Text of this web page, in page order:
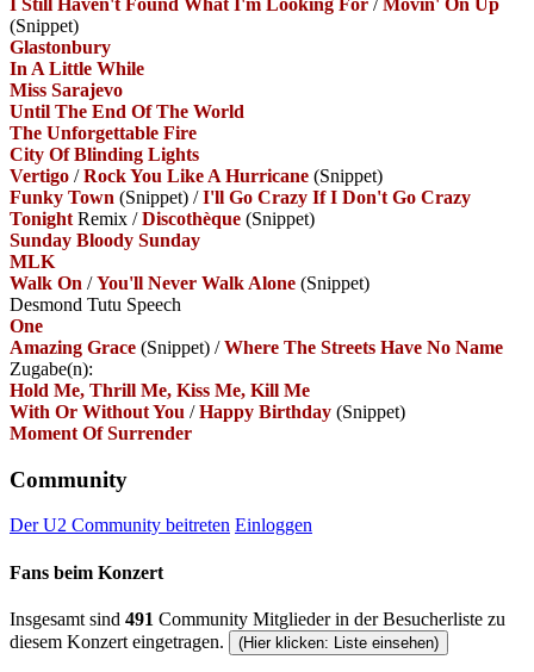
(Snippet)
Glastonbury
In A Little While
Miss Sarajevo
Until The End Of The World
The Unforgettable Fire
City Of Blinding Lights
Vertigo /Rock You Like A Hurricane (Snippet)
Funky Town (Snippet) /I'll Go Crazy If I Don't Go Crazy
Tonight Remix /Discothèque (Snippet)
Sunday Bloody Sunday
MLK
Walk On /You'll Never Walk Alone (Snippet)
Desmond Tutu Speech
One
Amazing Grace (Snippet) /Where The Streets Have No Name
Zugabe(n):
Hold Me, Thrill Me, Kiss Me, Kill Me
With Or Without You /Happy Birthday (Snippet)
Moment Of Surrender
Community
Der U2 Community beitreten Einloggen
Fans beim Konzert
Insgesamt sind 491 Community Mitglieder in der Besucherliste zu
diesem Konzert eingetragen.
(Hier klicken: Liste einsehen)